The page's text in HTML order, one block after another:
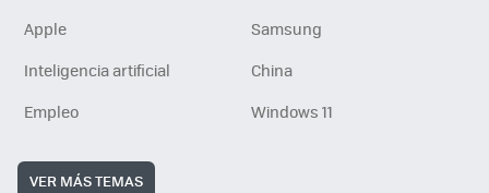
Apple
Samsung
Inteligencia artificial
China
Empleo
Windows 11
VER MÁS TEMAS